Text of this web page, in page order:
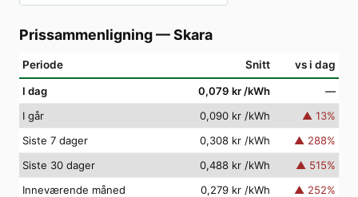
Prissammenligning—Skara
Periode Snitt vs i dag
I dag 0,079 kr /kWh
—
I går
0,090 kr /kWh ▲ 13%
Siste 7 dager
0,308 kr /kWh ▲ 288%
Siste 30 dager
0,488 kr /kWh ▲ 515%
Inneværende måned
0,279 kr /kWh ▲ 252%